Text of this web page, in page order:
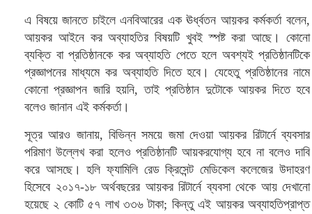
এ বিষয়ে জানতে চাইলে এনবিআরের এক ঊর্ধ্বতন আয়কর কর্মকর্তা বলেন,
আয়কর আইনে কর অব্যাহতির বিষয়টি খুবই স্পষ্ট করা আছে। কোনো
ব্যক্তি বা প্রতিষ্ঠানকে কর অব্যাহতি পেতে হলে অবশ্যই প্রতিষ্ঠানটিকে
প্রজ্ঞাপনের মাধ্যমে কর অব্যাহতি দিতে হবে। যেহেতু প্রতিষ্ঠানের নামে
কোনো প্রজ্ঞাপন জারি হয়নি, তাই প্রতিষ্ঠান দুটোকে আয়কর দিতে হবে
বলেও জানান এই কর্মকর্তা।
সূত্র আরও জানায়, বিভিন্ন সময়ে জমা দেওয়া আয়কর রিটার্নে ব্যবসার
পরিমাণ উল্লেখ করা হলেও প্রতিষ্ঠানটি আয়করযোগ্য হবে না বলেও দাবি
করে আসছে। হলি ফ্যামিলি রেড ক্রিসেন্ট মেডিকেল কলেজের উদাহরণ
হিসেবে ২০১৭-১৮ অর্থবছরের আয়কর রিটার্নে ব্যবসা থেকে আয় দেখানো
হয়েছে ২ কোটি ৫৭ লাখ ৩৩৬ টাকা; কিন্তু এই আয়কর অব্যাহতিপ্রাপ্ত